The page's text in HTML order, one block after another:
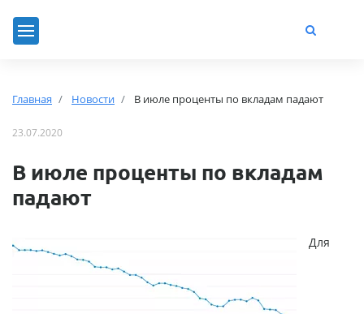
Главная Новости В июле проценты по вкладам падают
23.07.2020
В июле проценты по вкладам
падают
Для